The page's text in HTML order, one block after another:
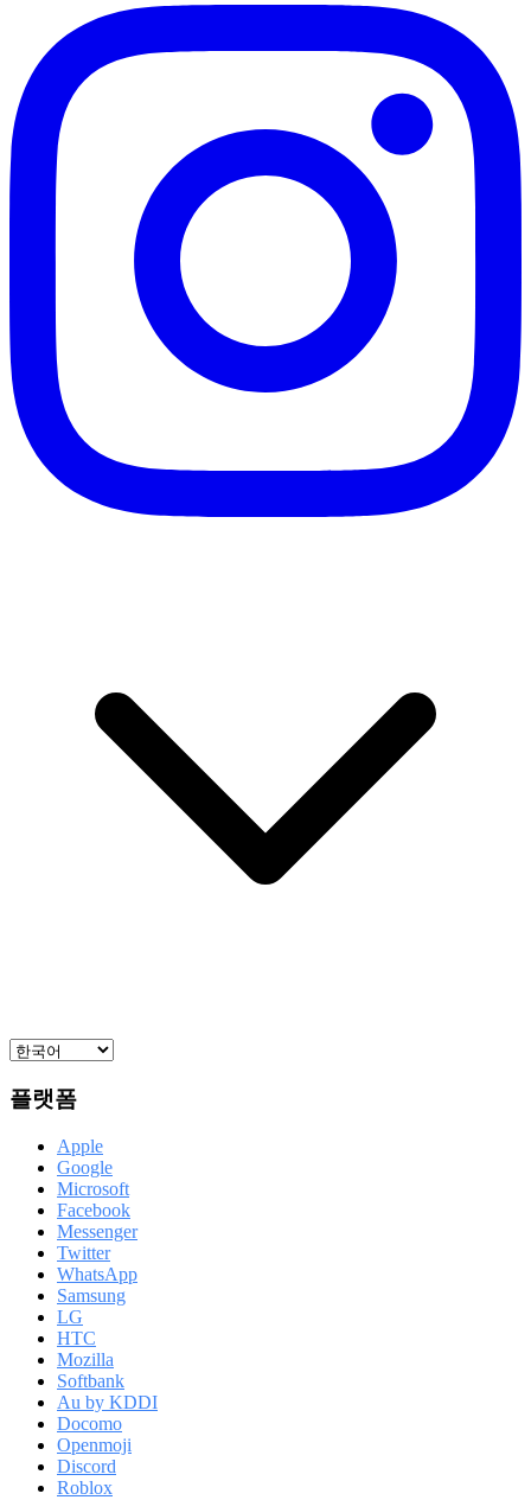
플랫폼
Apple
Google
Microsoft
Facebook
Messenger
Twitter
WhatsApp
Samsung
LG
HTC
Mozilla
Softbank
Au by KDDI
Docomo
Openmoji
Discord
Roblox